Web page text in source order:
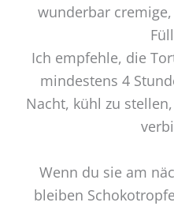
wunderbar
Ich empfehle, die
mindestens 4
Nacht, kühl zu
Wenn du sie am
bleiben